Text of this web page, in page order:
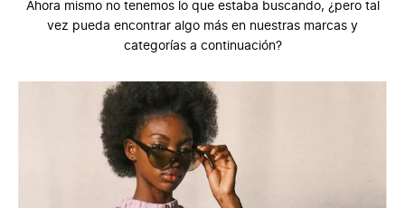
Ahora mismo no tenemos lo que estaba buscando, ¿pero tal
vez pueda encontrar algo más en nuestras marcas y
categorías a continuación?